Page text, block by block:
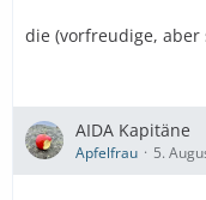
die (vorfreudige,
AIDA Kapitäne
Apfelfrau 5.